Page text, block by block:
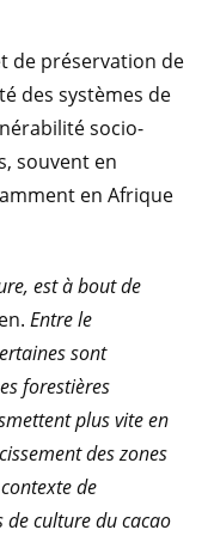
de préservation de
des systèmes de
socio-
souvent en
en Afrique
est à bout de
Entre le
sont
forestières
plus vite en
des zones
de
de culture du cacao